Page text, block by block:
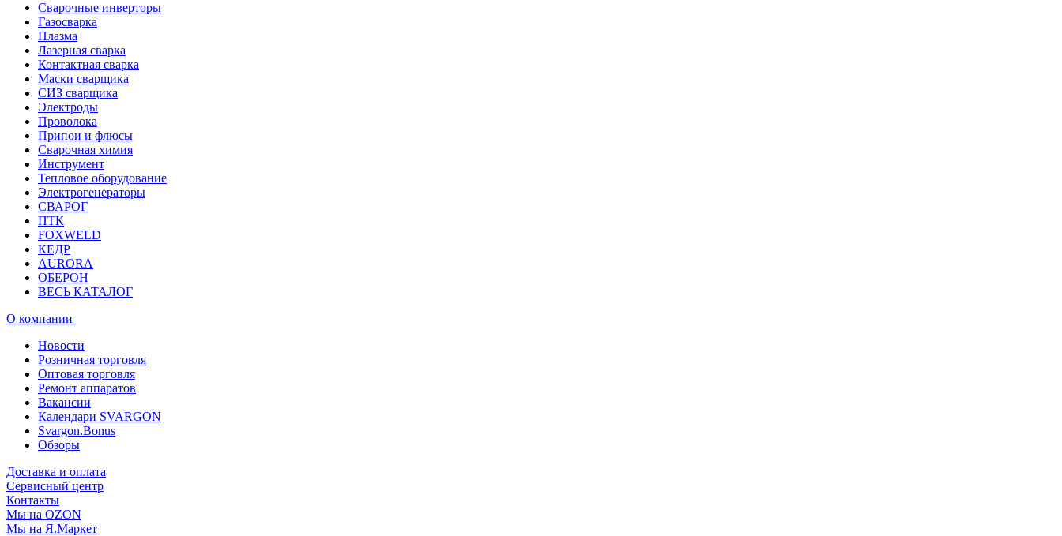
Сварочные инверторы
Газосварка
Плазма
Лазерная сварка
Контактная сварка
Маски сварщика
СИЗ сварщика
Электроды
Проволока
Припои и флюсы
Сварочная химия
Инструмент
Тепловое оборудование
Электрогенераторы
СВАРОГ
ПТК
FOXWELD
КЕДР
AURORA
ОБЕРОН
ВЕСЬ КАТАЛОГ
О компании
Новости
Розничная торговля
Оптовая торговля
Ремонт аппаратов
Вакансии
Календари SVARGON
Svargon.Bonus
Обзоры
Доставка и оплата
Сервисный центр
Контакты
Мы на OZON
Мы на Я.Маркет